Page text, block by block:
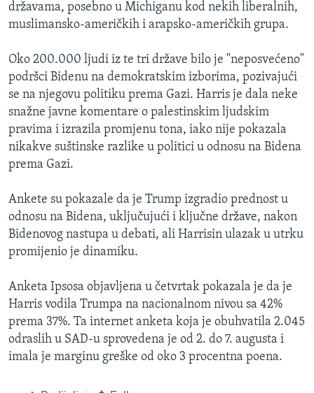
državama, posebno u Michiganu kod nekih liberalnih,
muslimansko-američkih i arapsko-američkih grupa.
Oko 200.000 ljudi iz te tri države bilo je "neposvećeno"
podršci Bidenu na demokratskim izborima, pozivajući
se na njegovu politiku prema Gazi. Harris je dala neke
snažne javne komentare o palestinskim ljudskim
pravima i izrazila promjenu tona, iako nije pokazala
nikakve suštinske razlike u politici u odnosu na Bidena
prema Gazi.
Ankete su pokazale da je Trump izgradio prednost u
odnosu na Bidena, uključujući i ključne države, nakon
Bidenovog nastupa u debati, ali Harrisin ulazak u utrku
promijenio je dinamiku.
Anketa Ipsosa objavljena u četvrtak pokazala je da je
Harris vodila Trumpa na nacionalnom nivou sa 42%
prema 37%. Ta internet anketa koja je obuhvatila 2.045
odraslih u SAD-u sprovedena je od 2. do 7. augusta i
imala je marginu greške od oko 3 procentna poena.